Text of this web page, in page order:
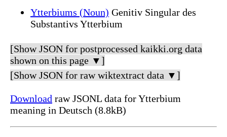
Ytterbiums (Noun) Genitiv Singular des
Substantivs Ytterbium
[Show JSON for postprocessed kaikki.org data
shown on this page ▼]
[Show JSON for raw wiktextract data ▼]
Download raw JSONL data for Ytterbium
meaning in Deutsch (8.8kB)